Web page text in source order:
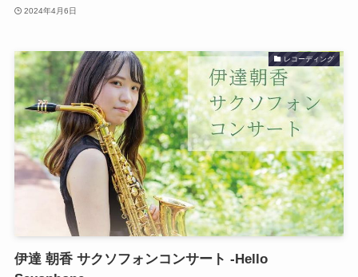
2024年4月6日
レコーディング
伊達 朝香 サクソフォンコンサート -Hello